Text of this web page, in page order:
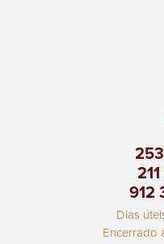
912
Dias
Encerrado